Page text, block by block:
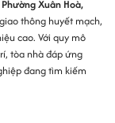
Xuân Hoà,
thông huyết mạch,
cao. Với quy mô
tòa nhà đáp ứng
đang tìm kiếm